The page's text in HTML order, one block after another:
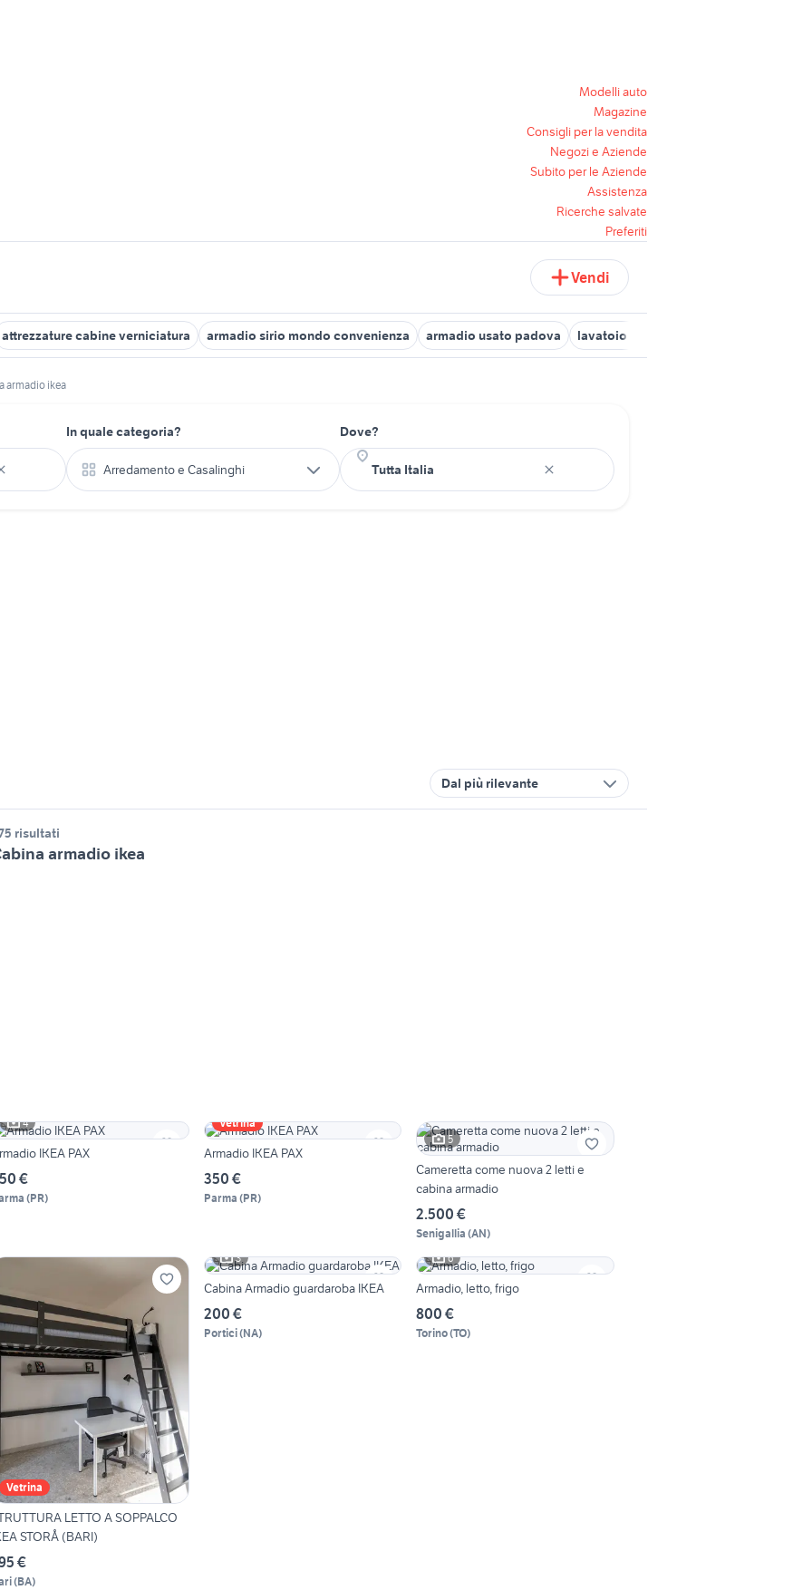
Modelli auto
Magazine
Consigli per la vendita
Negozi e Aziende
Subito per le Aziende
Assistenza
Ricerche salvate
Preferiti
Vendi
attrezzature cabine verniciatura armadio sirio mondo convenienza armadio usato padova lavatoio da esterno ikea
armadio ikea
In quale categoria?
Arredamento e Casalinghi
Dove?
Dal più rilevante
risultati
armadio ikea
4
IKEA PAX
€
(PR)
Vetrina
Armadio IKEA PAX
350 €
Parma (PR)
5
Cameretta come nuova 2 letti e
cabina armadio
2.500 €
Senigallia (AN)
Vetrina
LETTO A SOPPALCO
STORÅ (BARI)
€
(BA)
3
Cabina Armadio guardaroba IKEA
200 €
Portici(NA)
6
Armadio, letto, frigo
800 €
Torino(TO)